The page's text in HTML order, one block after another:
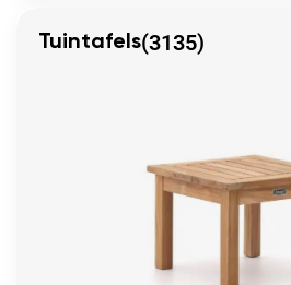
Tuintafels(3135)